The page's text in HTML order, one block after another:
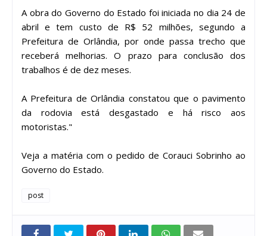
A obra do Governo do Estado foi iniciada no dia 24 de
abril e tem custo de R$ 52 milhões, segundo a
Prefeitura de Orlândia, por onde passa trecho que
receberá melhorias. O prazo para conclusão dos
trabalhos é de dez meses.
A Prefeitura de Orlândia constatou que o pavimento
da rodovia está desgastado e há risco aos
motoristas."
Veja a matéria com o pedido de Corauci Sobrinho ao
Governo do Estado.
post